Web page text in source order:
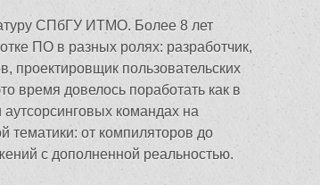
СПбГУ ИТМО. Более 8 лет
ПО в разных ролях: разработчик,
проектировщик пользовательских
время довелось поработать как в
аутсорсинговых командах на
тематики: от компиляторов до
с дополненной реальностью.